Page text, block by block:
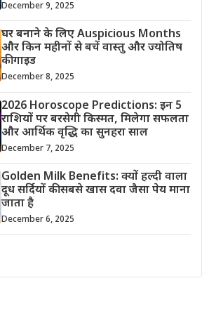
December 9, 2025
घर बनाने के लिए Auspicious Months
और किन महीनों से बचें वास्तु और ज्योतिष
की गाइड
December 8, 2025
2026 Horoscope Predictions: इन 5
राशियों पर बरसेगी किस्मत, मिलेगा सफलता
और आर्थिक वृद्धि का सुनहरा साल
December 7, 2025
Golden Milk Benefits: क्यों हल्दी वाला
दूध सर्दियों की सबसे खास दवा जैसा पेय माना
जाता है
December 6, 2025